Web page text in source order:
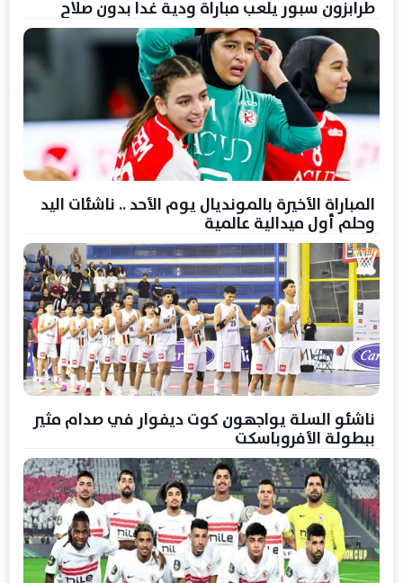
طرابزون سبور يلعب مباراة ودية غدا بدون صلاح
المباراة الأخيرة بالمونديال يوم الأحد .. ناشئات اليد
وحلم أول ميدالية عالمية
ناشئو السلة يواجهون كوت ديفوار في صدام مثير
ببطولة الأفروباسكت